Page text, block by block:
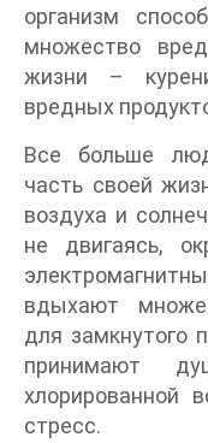
организм
множество
жизни –
вредных
Все больше
часть своей
воздуха и
не двигаясь,
вдыхают
для замкнутого
принимают
хлорированной
стресс.